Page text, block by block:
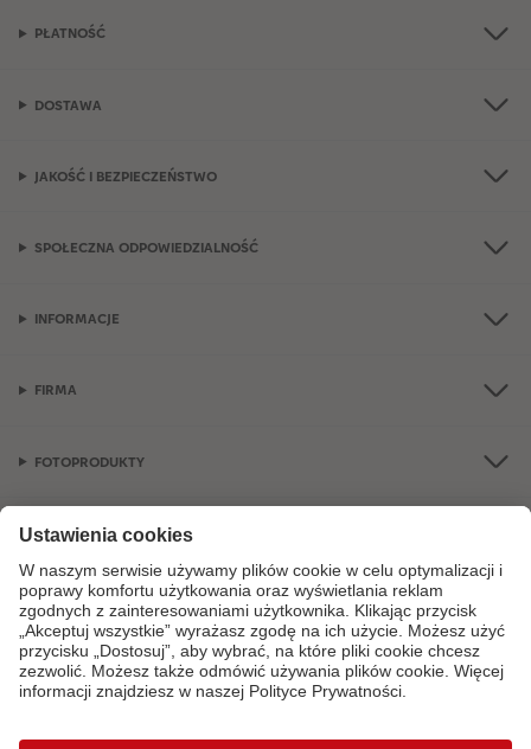
PŁATNOŚĆ
DOSTAWA
JAKOŚĆ I BEZPIECZEŃSTWO
SPOŁECZNA ODPOWIEDZIALNOŚĆ
INFORMACJE
FIRMA
FOTOPRODUKTY
OKAZJE I FOTOPREZENTY
wahaj się do nas zadzwonić:+48 77 406 31 81od poniedziałku do soboty